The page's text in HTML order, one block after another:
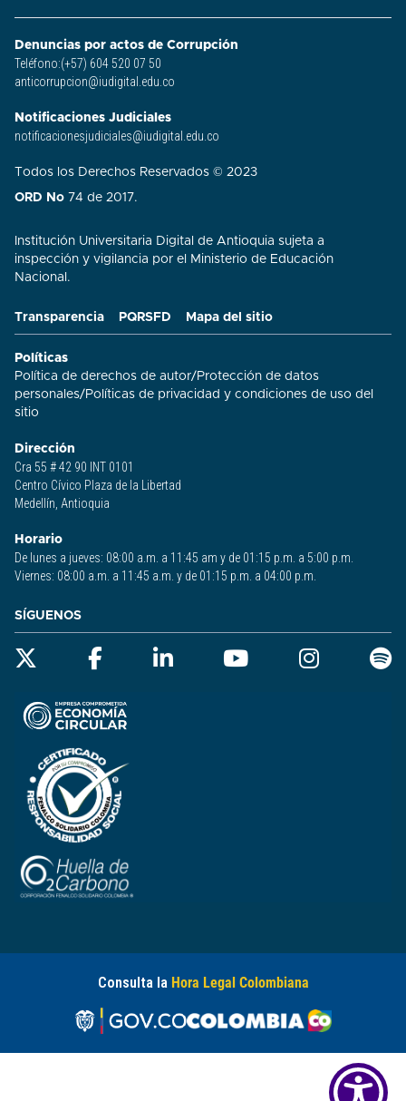
Transparencia PQRSFD Mapa del sitio
Políticas
Política de derechos de autor/Protección de datos
personales/Políticas de privacidad y condiciones de uso del
sitio​
Dirección
Cra 55 # 42 90 INT 0101
Centro Cívico Plaza de la Libertad
Medellín, Antioquia
Horario
De lunes a jueves: 08:00 a.m. a 11:45 am y de 01:15 p.m. a 5:00 p.m.
Viernes: 08:00 a.m. a 11:45 a.m. y de 01:15 p.m. a 04:00 p.m.
Denuncias por actos de Corrupción
Teléfono:(+57) 604 520 07 50
anticorrupcion@iudigital.edu.co
Notificaciones Judiciales
notificacionesjudiciales@iudigital.edu.co
Todos los Derechos Reservados © 2023
ORD No 74 de 2017.
Institución Universitaria Digital de Antioquia sujeta a
inspección y vigilancia por el Ministerio de Educación
Nacional.
SÍGUENOS
Consulta la Hora Legal Colombiana